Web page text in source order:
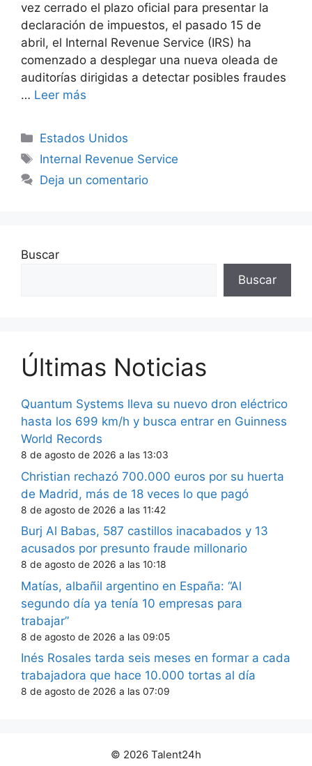
vez cerrado el plazo oficial para presentar la
declaración de impuestos, el pasado 15 de
abril, el Internal Revenue Service (IRS) ha
comenzado a desplegar una nueva oleada de
auditorías dirigidas a detectar posibles fraudes
… Leer más
Categorías
Estados Unidos
Etiquetas
Internal Revenue Service
Deja un comentario
Buscar
Buscar
Últimas Noticias
Quantum Systems lleva su nuevo dron eléctrico
hasta los 699 km/h y busca entrar en Guinness
World Records
8 de agosto de 2026 a las 13:03
Christian rechazó 700.000 euros por su huerta
de Madrid, más de 18 veces lo que pagó
8 de agosto de 2026 a las 11:42
Burj Al Babas, 587 castillos inacabados y 13
acusados por presunto fraude millonario
8 de agosto de 2026 a las 10:18
Matías, albañil argentino en España: “Al
segundo día ya tenía 10 empresas para
trabajar”
8 de agosto de 2026 a las 09:05
Inés Rosales tarda seis meses en formar a cada
trabajadora que hace 10.000 tortas al día
8 de agosto de 2026 a las 07:09
© 2026 Talent24h